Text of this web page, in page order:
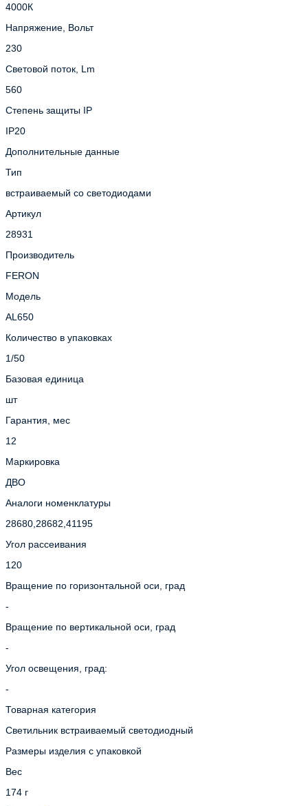
4000К
Напряжение, Вольт
230
Световой поток, Lm
560
Степень защиты IP
IP20
Дополнительные данные
Тип
встраиваемый со светодиодами
Артикул
28931
Производитель
FERON
Модель
AL650
Количество в упаковках
1/50
Базовая единица
шт
Гарантия, мес
12
Маркировка
ДВО
Аналоги номенклатуры
28680,28682,41195
Угол рассеивания
120
Вращение по горизонтальной оси, град
-
Вращение по вертикальной оси, град
-
Угол освещения, град:
-
Товарная категория
Светильник встраиваемый светодиодный
Размеры изделия с упаковкой
Вес
174 г